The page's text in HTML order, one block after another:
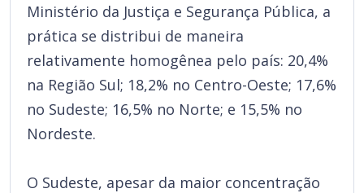
Ministério da Justiça e Segurança Pública, a
prática se distribui de maneira
relativamente homogênea pelo país: 20,4%
na Região Sul; 18,2% no Centro-Oeste; 17,6%
no Sudeste; 16,5% no Norte; e 15,5% no
Nordeste.
O Sudeste, apesar da maior concentração